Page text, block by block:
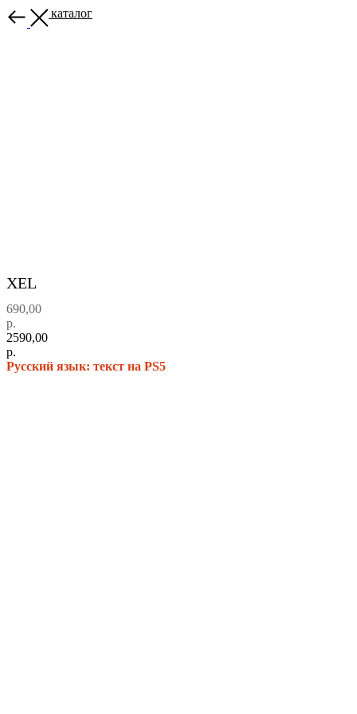
Назад в каталог
XEL
690,00
р.
2590,00
р.
Русский язык: текст на PS5